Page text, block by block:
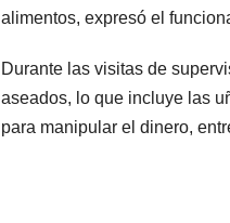
alimentos, expresó el
Durante las visitas de
aseados, lo que incluye las
para manipular el dinero,